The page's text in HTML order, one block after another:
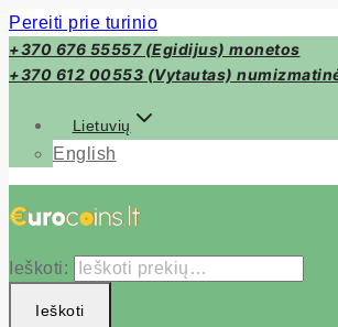
Pereiti prie turinio
+370 676 55557 (Egidijus) monetos
+370 612 00553 (Vytautas)
Lietuvių
English
Ieškoti:
Ieškoti